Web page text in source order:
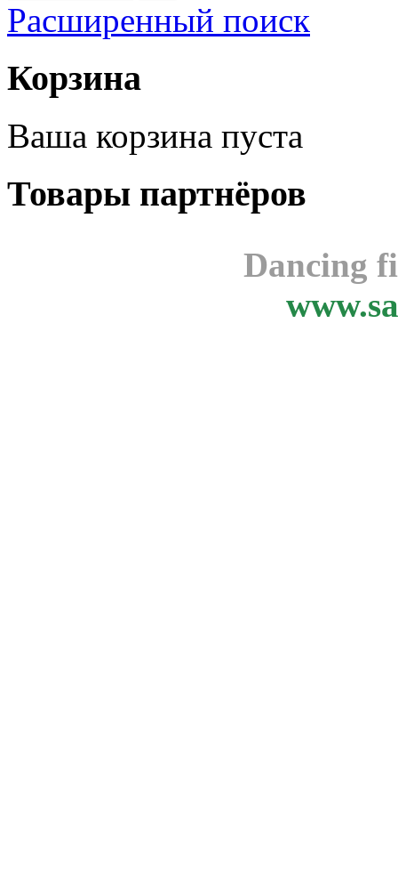
Расширенный поиск
Корзина
Ваша корзина пуста
Товары партнёров
Dancing